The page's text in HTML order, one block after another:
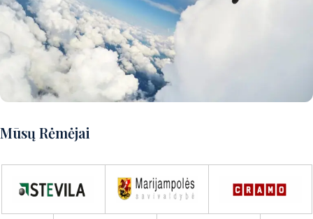
Norite patirti puikų nuotykį?
Susisiekite su mumis
Mūsų Rėmėjai